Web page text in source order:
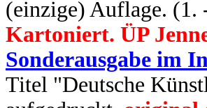
(einzige) Auflage. (1.
Kartoniert. ÜP
Sonderausgabe im
Titel "Deutsche